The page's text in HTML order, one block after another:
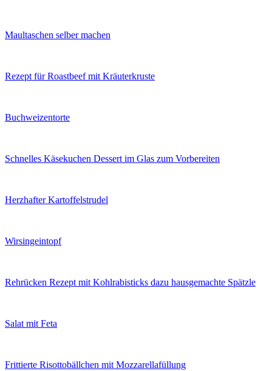
Maultaschen selber machen
Rezept für Roastbeef mit Kräuterkruste
Buchweizentorte
Schnelles Käsekuchen Dessert im Glas zum Vorbereiten
Herzhafter Kartoffelstrudel
Wirsingeintopf
Rehrücken Rezept mit Kohlrabisticks dazu hausgemachte Spätzle
Salat mit Feta
Frittierte Risottobällchen mit Mozzarellafüllung